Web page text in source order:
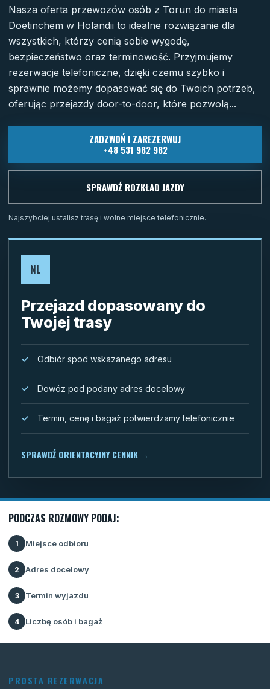
Nasza oferta przewozów osób z Torun do miasta
Doetinchem w Holandii to idealne rozwiązanie dla
wszystkich, którzy cenią sobie wygodę,
bezpieczeństwo oraz terminowość. Przyjmujemy
rezerwacje telefoniczne, dzięki czemu szybko i
sprawnie możemy dopasować się do Twoich potrzeb,
oferując przejazdy door-to-door, które pozwolą...
ZADZWOŃ I ZAREZERWUJ
+48 531 982 982
SPRAWDŹ ROZKŁAD JAZDY
Najszybciej ustalisz trasę i wolne miejsce telefonicznie.
NL
Przejazd dopasowany do
Twojej trasy
Odbiór spod wskazanego adresu
Dowóz pod podany adres docelowy
Termin, cenę i bagaż potwierdzamy telefonicznie
SPRAWDŹ ORIENTACYJNY CENNIK →
PODCZAS ROZMOWY PODAJ:
1 Miejsce odbioru
2 Adres docelowy
3 Termin wyjazdu
4 Liczbę osób i bagaż
PROSTA REZERWACJA